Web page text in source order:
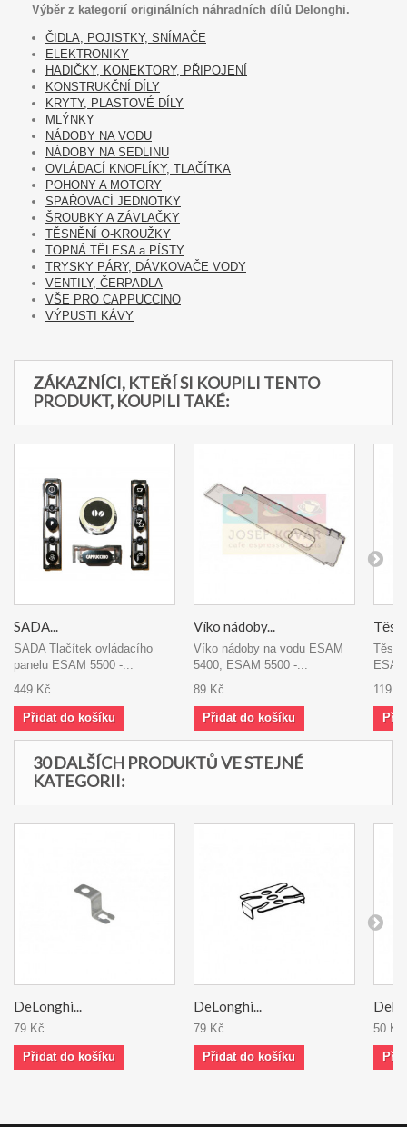
Výběr z kategorií originálních náhradních dílů Delonghi.
ČIDLA, POJISTKY, SNÍMAČE
ELEKTRONIKY
HADIČKY, KONEKTORY, PŘIPOJENÍ
KONSTRUKČNÍ DÍLY
KRYTY, PLASTOVÉ DÍLY
MLÝNKY
NÁDOBY NA VODU
NÁDOBY NA SEDLINU
OVLÁDACÍ KNOFLÍKY, TLAČÍTKA
POHONY A MOTORY
SPAŘOVACÍ JEDNOTKY
ŠROUBKY A ZÁVLAČKY
TĚSNĚNÍ O-KROUŽKY
TOPNÁ TĚLESA a PÍSTY
TRYSKY PÁRY, DÁVKOVAČE VODY
VENTILY, ČERPADLA
VŠE PRO CAPPUCCINO
VÝPUSTI KÁVY
ZÁKAZNÍCI, KTEŘÍ SI KOUPILI TENTO
PRODUKT, KOUPILI TAKÉ:
SADA...
SADA Tlačítek ovládacího
panelu ESAM 5500 -...
449 Kč
Přidat do košíku
Víko nádoby...
Víko nádoby na vodu ESAM
5400, ESAM 5500 -...
89 Kč
Přidat do košíku
119
30 DALŠÍCH PRODUKTŮ VE STEJNÉ
KATEGORII:
DeLonghi...
79 Kč
Přidat do košíku
DeLonghi...
79 Kč
Přidat do košíku
50 Kč